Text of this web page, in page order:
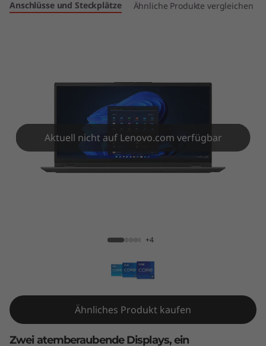
7
Anschlüsse und Steckplätze Ähnliche Produkte vergleichen
Aktuell nicht auf Lenovo.com verfügbar
+4
Ähnliches Produkt kaufen
Zwei atemberaubende Displays, ein